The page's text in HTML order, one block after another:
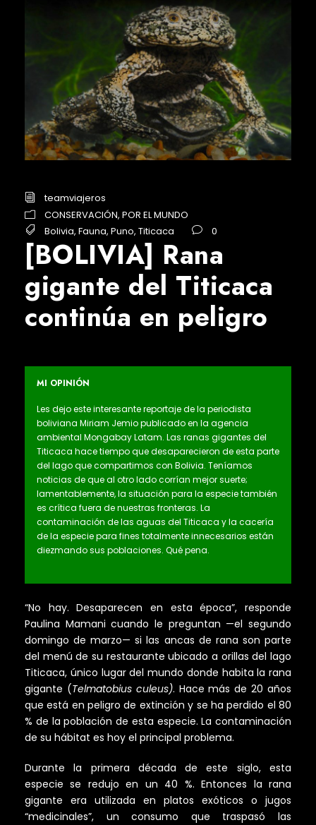
teamviajeros
CONSERVACIÓN, POR EL MUNDO
Bolivia, Fauna, Puno, Titicaca 0
[BOLIVIA] Rana
gigante del Titicaca
continúa en peligro
MI OPINIÓN
Les dejo este interesante reportaje de la periodista
boliviana Miriam Jemio publicado en la agencia
ambiental Mongabay Latam. Las ranas gigantes del
Titicaca hace tiempo que desaparecieron de esta parte
del lago que compartimos con Bolivia. Teníamos
noticias de que al otro lado corrían mejor suerte;
lamentablemente, la situación para la especie también
es crítica fuera de nuestras fronteras. La
contaminación de las aguas del Titicaca y la cacería
de la especie para fines totalmente innecesarios están
diezmando sus poblaciones. Qué pena.
“No hay. Desaparecen en esta época”, responde
Paulina Mamani cuando le preguntan —el segundo
domingo de marzo— si las ancas de rana son parte
del menú de su restaurante ubicado a orillas del lago
Titicaca, único lugar del mundo donde habita la rana
gigante (Telmatobius culeus). Hace más de 20 años
que está en peligro de extinción y se ha perdido el 80
% de la población de esta especie. La contaminación
de su hábitat es hoy el principal problema.
Durante la primera década de este siglo, esta
especie se redujo en un 40 %. Entonces la rana
gigante era utilizada en platos exóticos o jugos
“medicinales”, un consumo que traspasó las